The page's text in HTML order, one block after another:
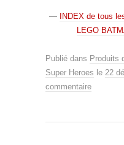
—
INDEX de tous
LEGO
Publié dans Produits
Super Heroes le 22
commentaire